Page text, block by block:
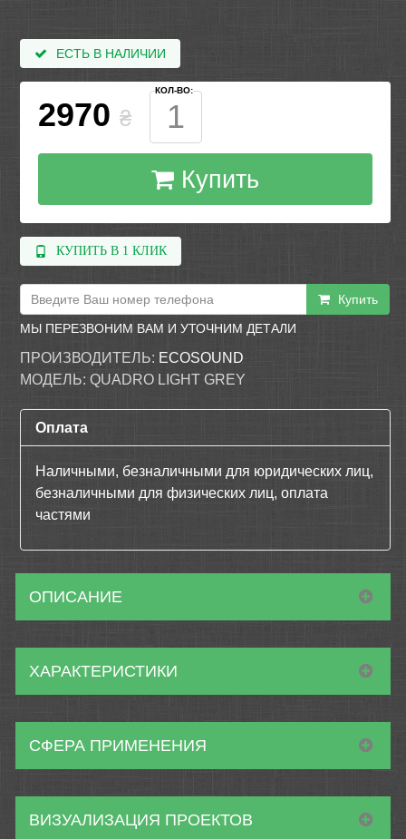
ЕСТЬ В НАЛИЧИИ
2970 ₴
КОЛ-ВО:
Купить
КУПИТЬ В 1 КЛИК
Купить
МЫ ПЕРЕЗВОНИМ ВАМ И УТОЧНИМ ДЕТАЛИ
ПРОИЗВОДИТЕЛЬ: ECOSOUND
МОДЕЛЬ: QUADRO LIGHT GREY
Оплата
Наличными, безналичными для юридических лиц,
безналичными для физических лиц, оплата
частями
ОПИСАНИЕ
ХАРАКТЕРИСТИКИ
СФЕРА ПРИМЕНЕНИЯ
ВИЗУАЛИЗАЦИЯ ПРОЕКТОВ